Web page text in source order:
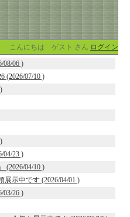
こんにちは ゲスト さん ログイン
08/06 )
(2026/07/10 )
04/23 )
(2026/04/10 )
示中です (2026/04/01 )
03/26 )